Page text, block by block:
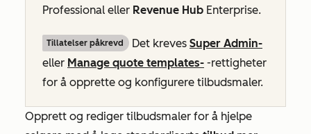
Professional eller Revenue Hub Enterprise.
Tillatelser påkrevd Det kreves Super Admin-
eller Manage quote templates- -rettigheter
for å opprette og konfigurere tilbudsmaler.
Opprett og rediger tilbudsmaler for å hjelpe